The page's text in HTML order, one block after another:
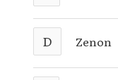
D Zenon